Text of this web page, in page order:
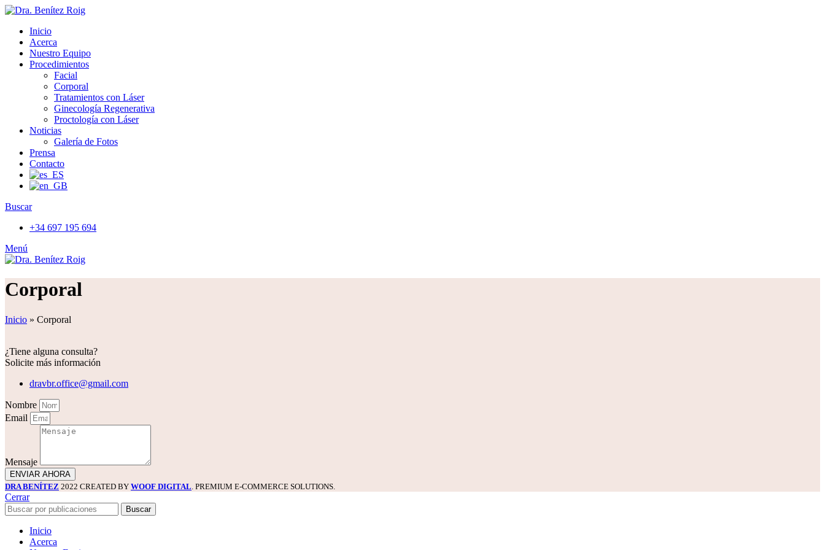
Inicio
Acerca
Nuestro Equipo
Procedimientos
Facial
Corporal
Tratamientos con Láser
Ginecología Regenerativa
Proctología con Láser
Noticias
Galería de Fotos
Prensa
Contacto
Buscar
+34 697 195 694
Menú
Corporal
Inicio » Corporal
¿Tiene alguna consulta?
Solicite más información
dravbr.office@gmail.com
Nombre
Email
Mensaje
ENVIAR AHORA
DRA BENÍTEZ 2022 CREATED BY WOOF DIGITAL . PREMIUM E-COMMERCE SOLUTIONS.
Cerrar
Buscar
Inicio
Acerca